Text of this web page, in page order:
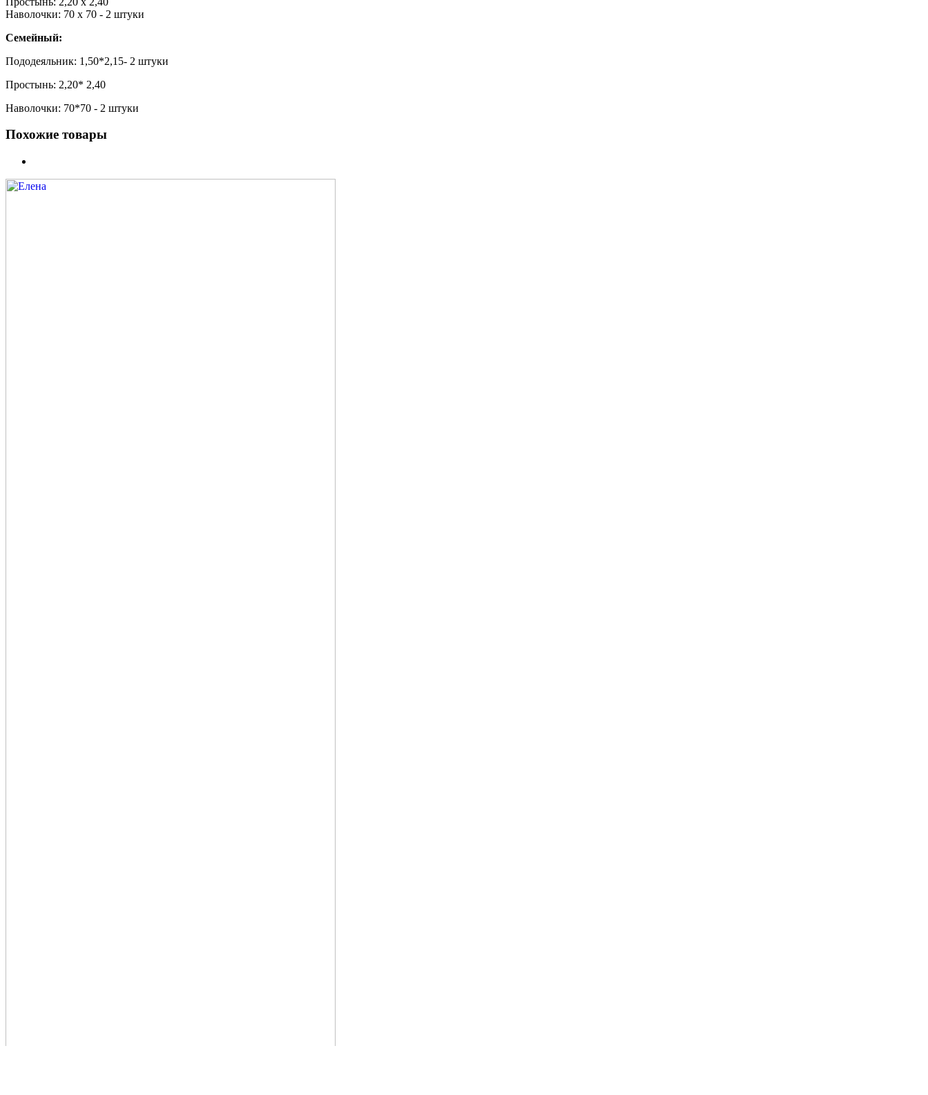
Наволочки: 70 х 70 - 2 штуки
Семейный:
Пододеяльник: 1,50*2,15- 2 штуки
Простынь: 2,20* 2,40
Наволочки: 70*70 - 2 штуки
Похожие товары